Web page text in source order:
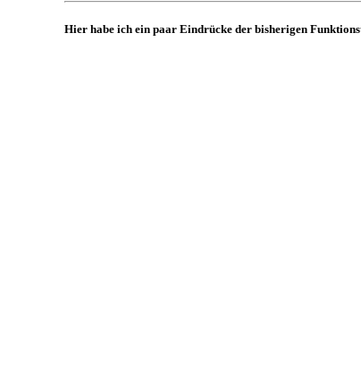
Hier habe ich ein paar Eindrücke der bisherigen